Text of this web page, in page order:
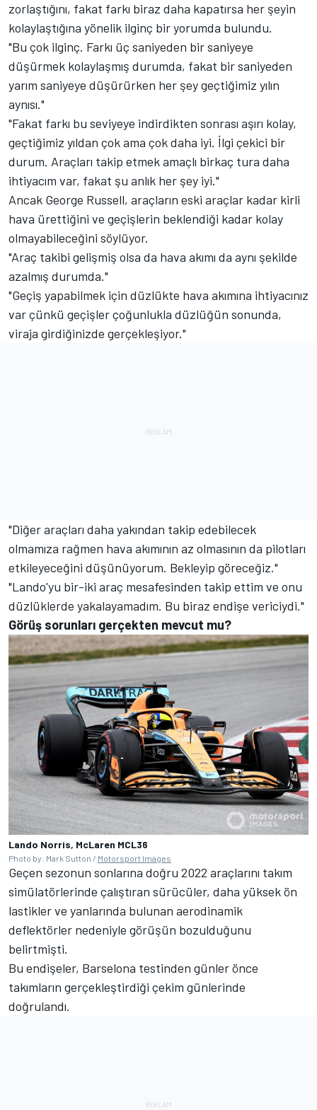
zorlaştığını, fakat farkı biraz daha kapatırsa her şeyin
kolaylaştığına yönelik ilginç bir yorumda bulundu.
"Bu çok ilginç. Farkı üç saniyeden bir saniyeye
düşürmek kolaylaşmış durumda, fakat bir saniyeden
yarım saniyeye düşürürken her şey geçtiğimiz yılın
aynısı."
"Fakat farkı bu seviyeye indirdikten sonrası aşırı kolay,
geçtiğimiz yıldan çok ama çok daha iyi. İlgi çekici bir
durum. Araçları takip etmek amaçlı birkaç tura daha
ihtiyacım var, fakat şu anlık her şey iyi."
Ancak George Russell, araçların eski araçlar kadar kirli
hava ürettiğini ve geçişlerin beklendiği kadar kolay
olmayabileceğini söylüyor.
"Araç takibi gelişmiş olsa da hava akımı da aynı şekilde
azalmış durumda."
"Geçiş yapabilmek için düzlükte hava akımına ihtiyacınız
var çünkü geçişler çoğunlukla düzlüğün sonunda,
viraja girdiğinizde gerçekleşiyor."
"Diğer araçları daha yakından takip edebilecek
olmamıza rağmen hava akımının az olmasının da pilotları
etkileyeceğini düşünüyorum. Bekleyip göreceğiz."
"Lando'yu bir-iki araç mesafesinden takip ettim ve onu
düzlüklerde yakalayamadım. Bu biraz endişe vericiydi."
Görüş sorunları gerçekten mevcut mu?
Lando Norris, McLaren MCL36
Photo by: Mark Sutton / Motorsport Images
Geçen sezonun sonlarına doğru 2022 araçlarını takım
simülatörlerinde çalıştıran sürücüler, daha yüksek ön
lastikler ve yanlarında bulunan aerodinamik
deflektörler nedeniyle görüşün bozulduğunu
belirtmişti.
Bu endişeler, Barselona testinden günler önce
takımların gerçekleştirdiği çekim günlerinde
doğrulandı.